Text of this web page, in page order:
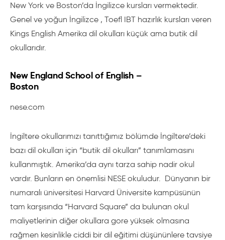
New York ve Boston’da İngilizce kursları vermektedir.
Genel ve yoğun İngilizce , Toefl IBT hazırlık kursları veren
Kings English Amerika dil okulları küçük ama butik dil
okullarıdır.
New England School of English –
Boston
nese.com
İngiltere okullarımızı tanıttığımız bölümde İngiltere’deki
bazı dil okulları için “butik dil okulları” tanımlamasını
kullanmıştık. Amerika’da aynı tarza sahip nadir okul
vardır. Bunların en önemlisi NESE okuludur. Dünyanın bir
numaralı üniversitesi Harvard Üniversite kampüsünün
tam karşısında “Harvard Square” da bulunan okul
maliyetlerinin diğer okullara gore yüksek olmasına
rağmen kesinlikle ciddi bir dil eğitimi düşününlere tavsiye